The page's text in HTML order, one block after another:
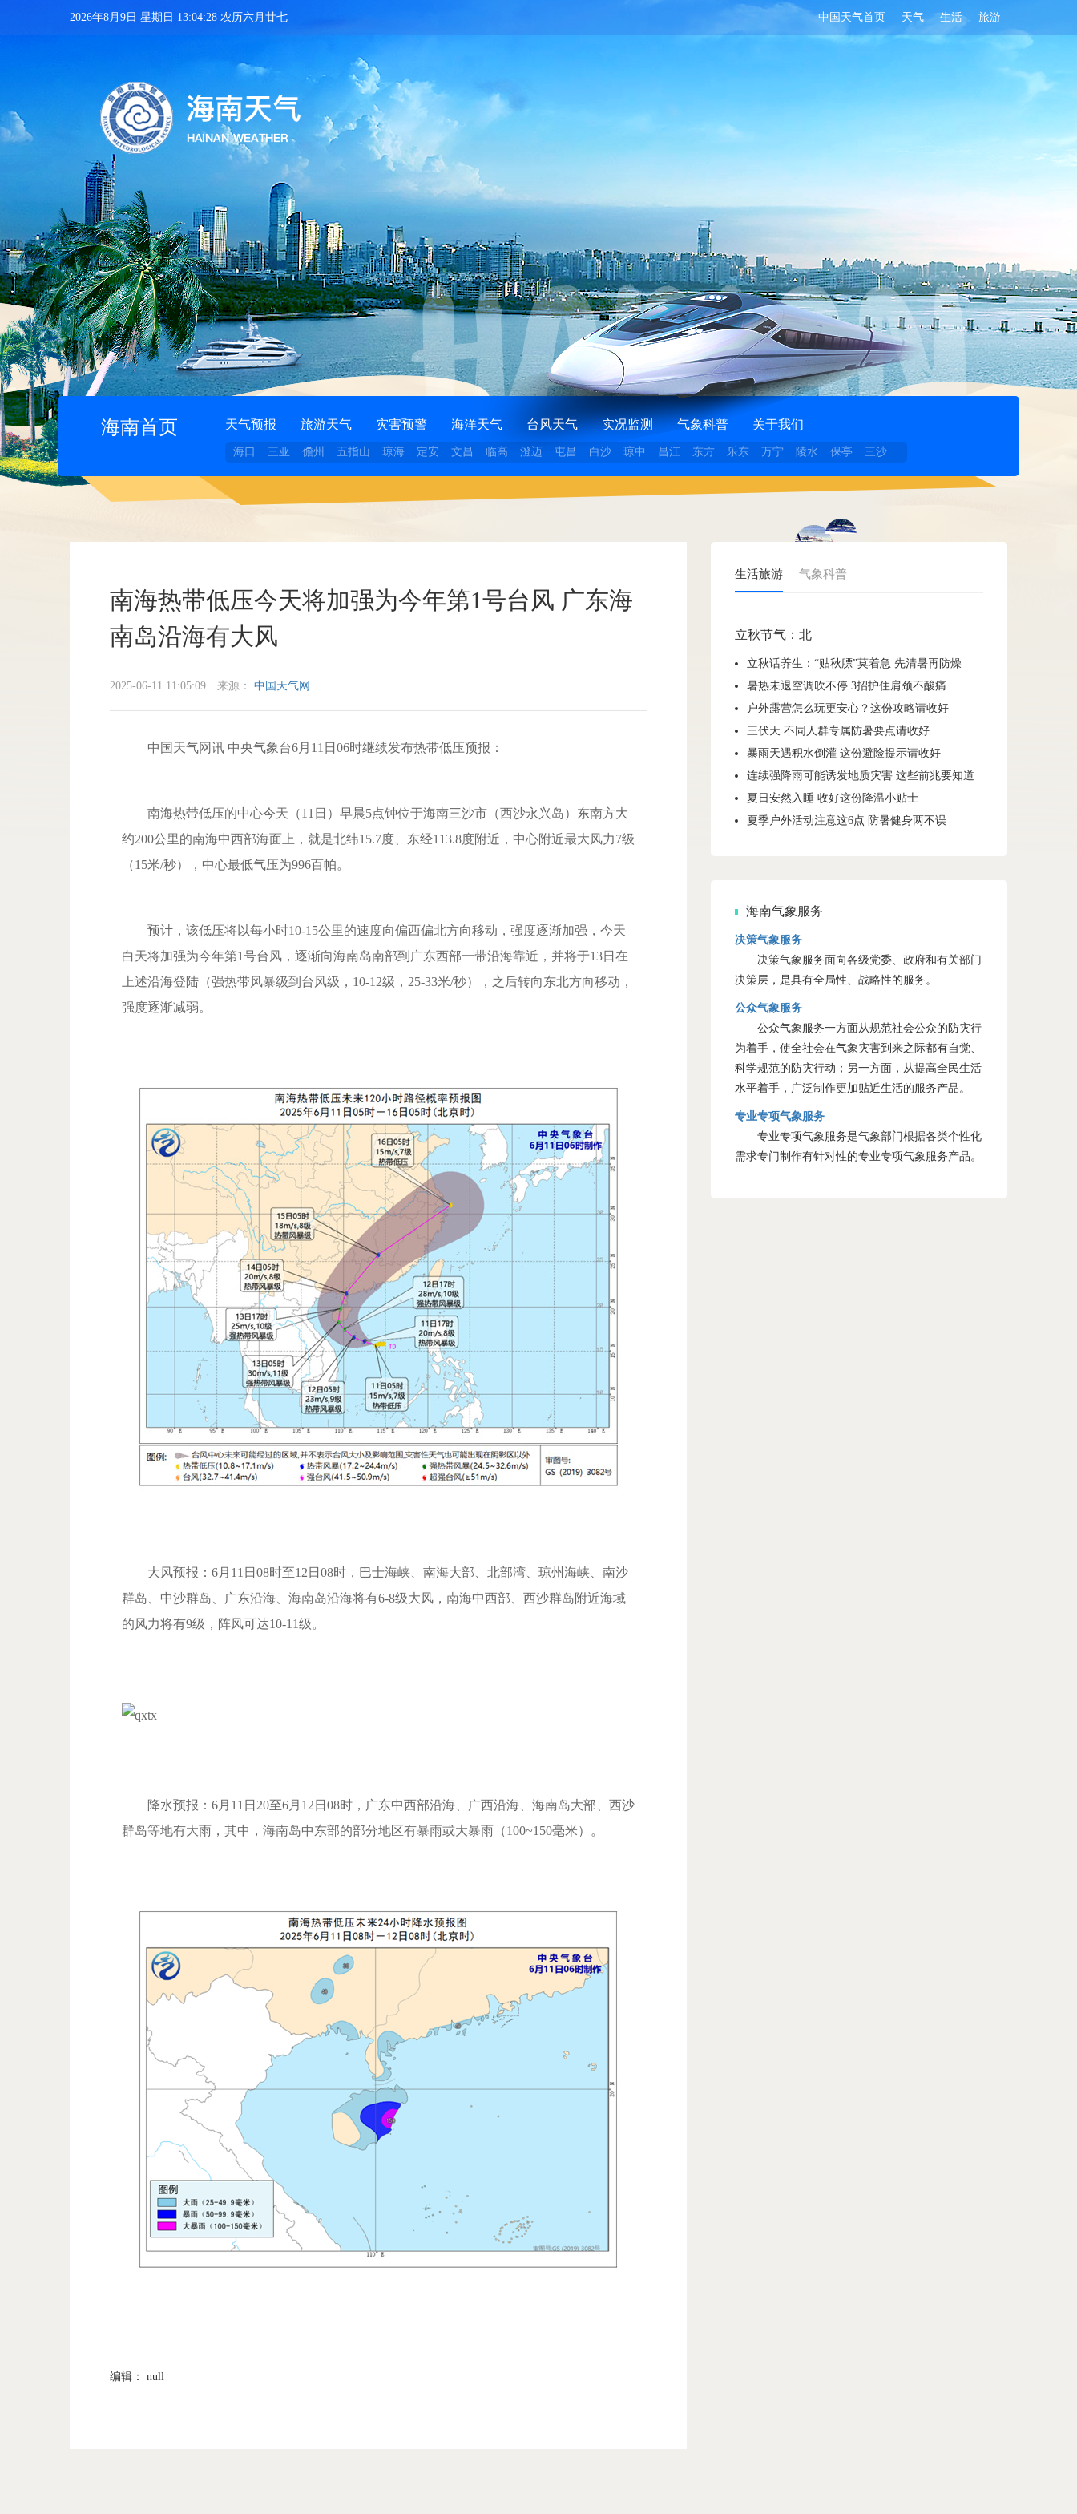
中国天气首页 天气 生活 旅游
2026年8月9日 星期日 13:04:29 农历六月廿七
海南首页 天气预报 旅游天气 灾害预警 海洋天气 台风天气 实况监测 气象科普 关于我们
海口 三亚 儋州 五指山 琼海 定安 文昌 临高 澄迈 屯昌 白沙 琼中 昌江 东方 乐东 万宁 陵水 保亭 三沙
南海热带低压今天将加强为今年第1号台风 广东海
南岛沿海有大风
2025-06-11 11:05:09 来源： 中国天气网
中国天气网讯 中央气象台6月11日06时继续发布热带低压预报：
南海热带低压的中心今天（11日）早晨5点钟位于海南三沙市（西沙永兴岛）东南方大
约200公里的南海中西部海面上，就是北纬15.7度、东经113.8度附近，中心附近最大风力7级
（15米/秒），中心最低气压为996百帕。
预计，该低压将以每小时10-15公里的速度向偏西偏北方向移动，强度逐渐加强，今天
白天将加强为今年第1号台风，逐渐向海南岛南部到广东西部一带沿海靠近，并将于13日在
上述沿海登陆（强热带风暴级到台风级，10-12级，25-33米/秒），之后转向东北方向移动，
强度逐渐减弱。
大风预报：6月11日08时至12日08时，巴士海峡、南海大部、北部湾、琼州海峡、南沙
群岛、中沙群岛、广东沿海、海南岛沿海将有6-8级大风，南海中西部、西沙群岛附近海域
的风力将有9级，阵风可达10-11级。
降水预报：6月11日20至6月12日08时，广东中西部沿海、广西沿海、海南岛大部、西沙
群岛等地有大雨，其中，海南岛中东部的部分地区有暴雨或大暴雨（100~150毫米）。
编辑： null
生活旅游 气象科普
立秋节气：北
立秋话养生：“贴秋膘”莫着急 先清暑再防燥
暑热未退空调吹不停 3招护住肩颈不酸痛
户外露营怎么玩更安心？这份攻略请收好
三伏天 不同人群专属防暑要点请收好
暴雨天遇积水倒灌 这份避险提示请收好
连续强降雨可能诱发地质灾害 这些前兆要知道
夏日安然入睡 收好这份降温小贴士
夏季户外活动注意这6点 防暑健身两不误
海南气象服务
决策气象服务
决策气象服务面向各级党委、政府和有关部门
决策层，是具有全局性、战略性的服务。
公众气象服务
公众气象服务一方面从规范社会公众的防灾行
为着手，使全社会在气象灾害到来之际都有自觉、
科学规范的防灾行动；另一方面，从提高全民生活
水平着手，广泛制作更加贴近生活的服务产品。
专业专项气象服务
专业专项气象服务是气象部门根据各类个性化
需求专门制作有针对性的专业专项气象服务产品。